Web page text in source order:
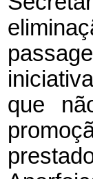
que